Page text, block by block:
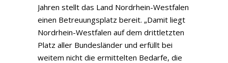
Jahren stellt das Land Nordrhein-Westfalen
einen Betreuungsplatz bereit. „Damit liegt
Nordrhein-Westfalen auf dem drittletzten
Platz aller Bundesländer und erfüllt bei
weitem nicht die ermittelten Bedarfe, die